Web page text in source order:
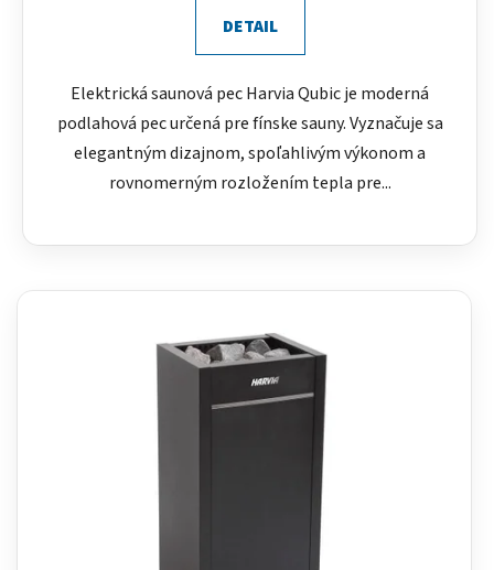
DETAIL
Elektrická saunová pec Harvia Qubic je moderná
podlahová pec určená pre fínske sauny. Vyznačuje sa
elegantným dizajnom, spoľahlivým výkonom a
rovnomerným rozložením tepla pre...